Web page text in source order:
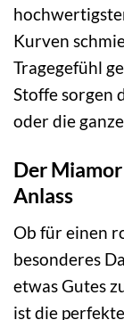
Kurven
Tragegefühl
Stoffe sorgen
oder die
Der
Anlass
Ob für einen
besonderes
etwas Gutes
ist die